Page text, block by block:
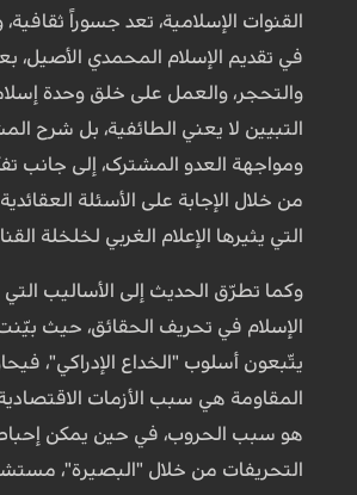
القنوات الإسلامیة، تعد جسوراً
في تقدیم الإسلام المحمدي الأصیل،
والتحجر، والعمل على خلق وحدة
التبیین لا یعني الطائفیة، بل شرح
ومواجهة العدو المشترک، إلى جانب
من خلال الإجابة على الأسئلة
التي یثیرها الإعلام الغربي لخلخلة
وکما تطرّق الحدیث إلى الأسالیب التي
الإسلام في تحریف الحقائق، حیث بیّنت
یتّبعون أسلوب "الخداع الإدراکي"،
المقاومة هي سبب الأزمات
هو سبب الحروب، في حین یمکن
التحریفات من خلال "البصیرة"،